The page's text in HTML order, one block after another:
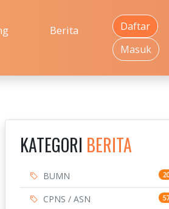
Berita
Daftar
Masuk
KATEGORI BERITA
BUMN
CPNS / ASN